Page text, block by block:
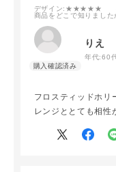
デザイン:★★★★★
商品をどこで知りました
りえ
年代:60
フロスティッドホリ
レンジととても相性